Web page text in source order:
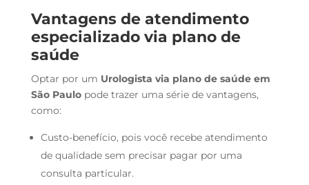
Vantagens de atendimento
especializado via plano de
saúde
Optar por um Urologista via plano de saúde em
São Paulopode trazer uma série de vantagens,
como:
Custo-benefício, pois você recebe atendimento
de qualidade sem precisar pagar por uma
consulta particular.